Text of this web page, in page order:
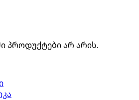
პროდუქტები არ არის.